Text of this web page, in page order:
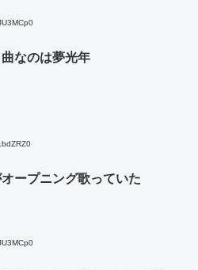
なのは夢光年
ープニング歌っていた